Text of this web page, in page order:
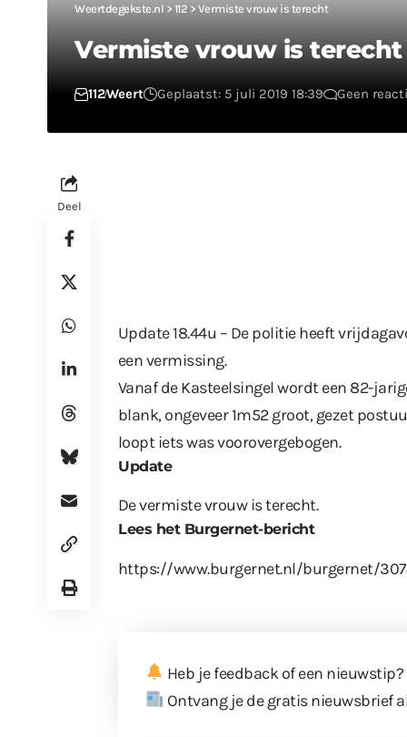
Weertdegekste.nl > 112 > Vermiste vrouw is terecht
Vermiste vrouw is terecht
112Weert Geplaatst: 5 juli 2019 18:39 Geen
Deel
Update 18.44u – De politie heeft
een vermissing.
Vanaf de Kasteelsingel wordt een 82-
blank, ongeveer 1m52 groot, gezet
loopt iets was voorovergebogen.
Update
De vermiste vrouw is terecht.
Lees het Burgernet-bericht
https://www.burgernet.nl/burgernet/
Heb je feedback of een nieuwstip?
Ontvang je de gratis nieuwsbrief